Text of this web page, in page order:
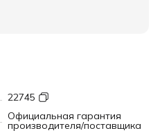
22745
Официальная гарантия
производителя/поставщика